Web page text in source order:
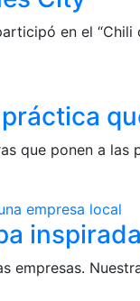
en el
que ponen a
empresas.